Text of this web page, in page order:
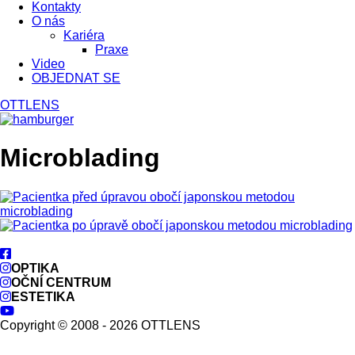
Kontakty
O nás
Kariéra
Praxe
Video
OBJEDNAT SE
OTTLENS
Microblading
OPTIKA
OČNÍ CENTRUM
ESTETIKA
Copyright © 2008 - 2026 OTTLENS